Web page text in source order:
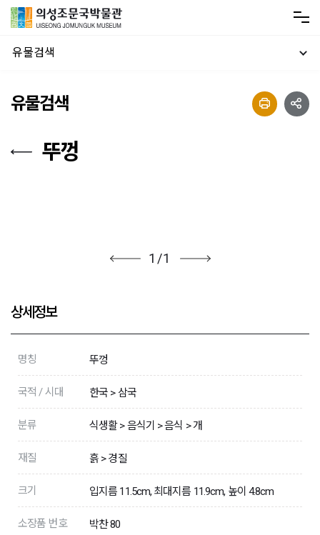
유물검색
유물검색
뚜껑
1 /1
상세정보
명칭 뚜껑
국적 / 시대 한국 > 삼국
분류 식생활 > 음식기 > 음식 > 개
재질 흙 > 경질
크기 입지름 11.5cm, 최대지름 11.9cm, 높이 4.8cm
소장품 번호 박찬 80